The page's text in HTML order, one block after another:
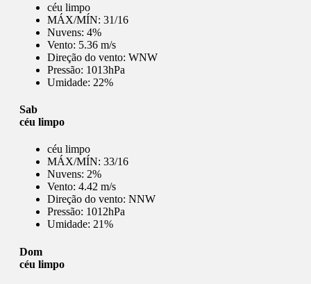
céu limpo
MÁX/MÍN: 31/16
Nuvens: 4%
Vento: 5.36 m/s
Direção do vento: WNW
Pressão: 1013hPa
Umidade: 22%
Sab
céu limpo
céu limpo
MÁX/MÍN: 33/16
Nuvens: 2%
Vento: 4.42 m/s
Direção do vento: NNW
Pressão: 1012hPa
Umidade: 21%
Dom
céu limpo